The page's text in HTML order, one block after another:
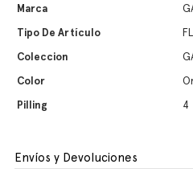
Marca
Tipo De Artículo
Coleccion
Color
Pilling
4
Envíos y Devoluciones